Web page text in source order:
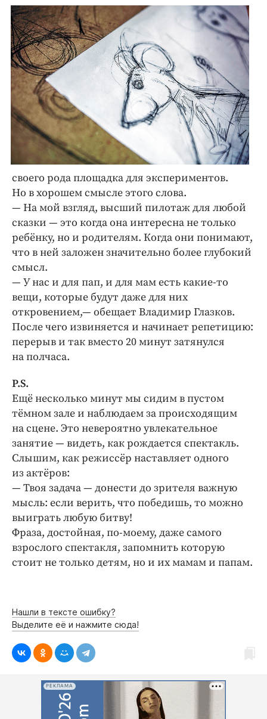
своего рода площадка для экспериментов.
Но в хорошем смысле этого слова.
— На мой взгляд, высший пилотаж для любой
сказки — это когда она интересна не только
ребёнку, но и родителям. Когда они понимают,
что в ней заложен значительно более глубокий
смысл.
— У нас и для пап, и для мам есть какие-то
вещи, которые будут даже для них
откровением,— обещает Владимир Глазков.
После чего извиняется и начинает репетицию:
перерыв и так вместо 20 минут затянулся
на полчаса.
P.S.
Ещё несколько минут мы сидим в пустом
тёмном зале и наблюдаем за происходящим
на сцене. Это невероятно увлекательное
занятие — видеть, как рождается спектакль.
Слышим, как режиссёр наставляет одного
из актёров:
— Твоя задача — донести до зрителя важную
мысль: если верить, что победишь, то можно
выиграть любую битву!
Фраза, достойная, по-моему, даже самого
взрослого спектакля, запомнить которую
стоит не только детям, но и их мамам и папам.
Нашли в тексте ошибку?
Выделите её и нажмите сюда!
РЕКЛАМА